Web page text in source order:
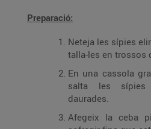
Preparació:
Neteja les sípies
talla-les en trossos
En una cassola
salta les
daurades.
Afegeix la ceba